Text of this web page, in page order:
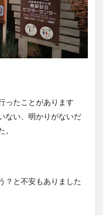
ったことがあります
ない、明かりがないだ
？と不安もありました